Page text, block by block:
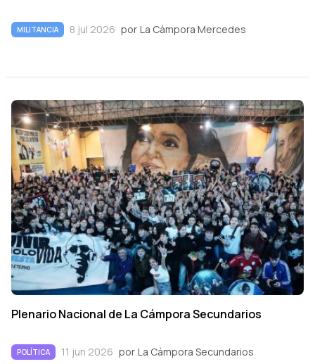
MILITANCIA 8 jul 2026 por La Cámpora Mercedes
Plenario Nacional de La Cámpora Secundarios
POLÍTICA 11 jun 2026 por La Cámpora Secundarios